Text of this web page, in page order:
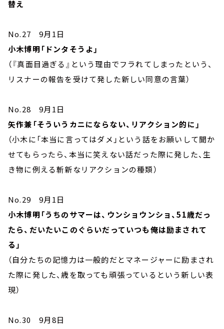
替え
No.27 9月1日
小木博明「ドンタそうよ」
（『真面目過ぎる』という理由でフラれてしまったという、
リスナーの報告を受けて発した新しい同意の言葉）
No.28 9月1日
矢作兼「そういうカニにならない、リアクション的に」
（小木に「本当に言ってはダメ」という話をお願いして聞か
せてもらったら、本当に笑えない話だった際に発した、生
き物に例える斬新なリアクションの種類）
No.29 9月1日
小木博明「うちのサマーは、ウンショウンショ、51歳だっ
たら、だいたいこのぐらいだっていつも俺は励まされて
る」
（自分たちの記憶力は一般的だとマネージャーに励まされ
た際に発した、歳を取っても頑張っているという新しい表
現）
No.30 9月8日